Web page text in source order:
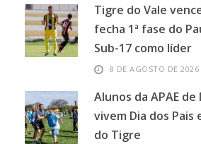
Tigre do Vale
fecha 1ª fase do
Sub-17 como líder
8 DE AGOSTO DE 2026
Alunos da APAE
vivem Dia dos Pais
do Tigre